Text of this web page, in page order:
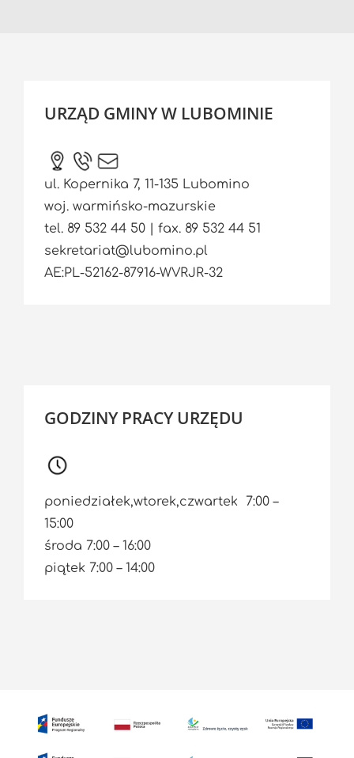
URZĄD GMINY W LUBOMINIE
ul. Kopernika 7, 11-135 Lubomino
woj. warmińsko-mazurskie
tel. 89 532 44 50 | fax. 89 532 44 51
sekretariat@lubomino.pl
AE:PL-52162-87916-WVRJR-32
GODZINY PRACY URZĘDU
poniedziałek,wtorek,czwartek 7:00 –
15:00
środa 7:00 – 16:00
piątek 7:00 – 14:00